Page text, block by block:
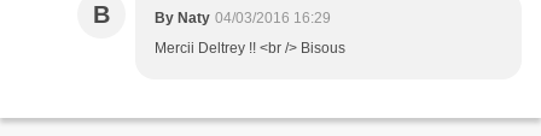
B By Naty 04/03/2016 16:29
Mercii Deltrey !! <br /> Bisous